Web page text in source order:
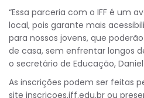
“Essa parceria com o IFF é um
local, pois garante mais
para nossos jovens, que
de casa, sem enfrentar longos
o secretário de Educação,
As inscrições podem ser feitas
site inscricoes.iff.edu.br ou